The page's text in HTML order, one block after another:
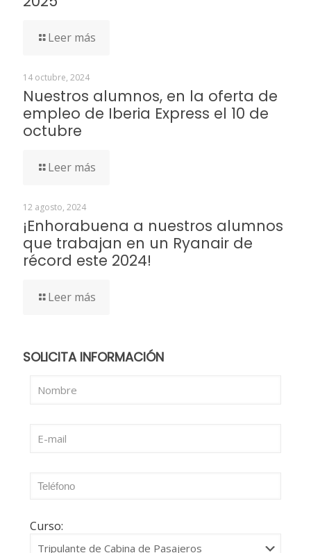
Leer más
14 octubre, 2024
Nuestros alumnos, en la oferta de
empleo de Iberia Express el 10 de
octubre
Leer más
12 agosto, 2024
¡Enhorabuena a nuestros alumnos
que trabajan en un Ryanair de
récord este 2024!
Leer más
SOLICITA INFORMACIÓN
Curso: